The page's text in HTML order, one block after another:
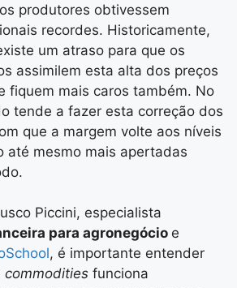
produtores obtivessem
recordes. Historicamente,
um atraso para que os
assimilem esta alta dos preços
fiquem mais caros também. No
tende a fazer esta correção dos
que a margem volte aos níveis
até mesmo mais apertadas
Piccini, especialista
para agronegócio e
, é importante entender
commodities funciona